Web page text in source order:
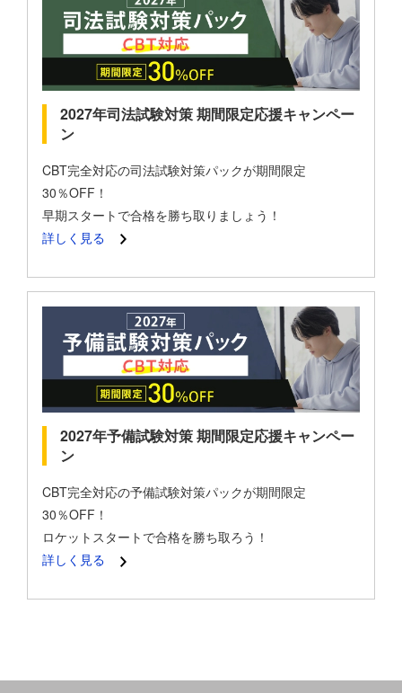
2027年司法試験対策 期間限定応援キャンペー
ン
CBT完全対応の司法試験対策パックが期間限定
30％OFF！
早期スタートで合格を勝ち取りましょう！
詳しく見る
2027年予備試験対策 期間限定応援キャンペー
ン
CBT完全対応の予備試験対策パックが期間限定
30％OFF！
ロケットスタートで合格を勝ち取ろう！
詳しく見る